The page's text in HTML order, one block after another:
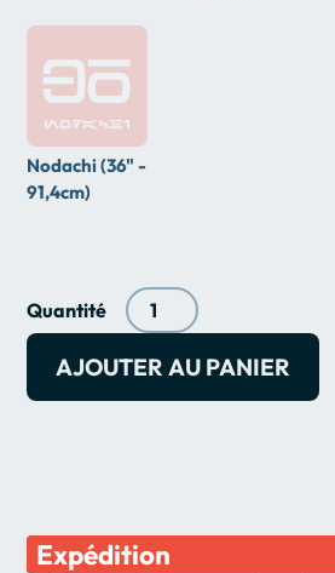
Nodachi (36" -
91,4cm)
Quantité
Expédition